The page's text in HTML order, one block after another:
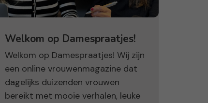
Welkom op Damespraatjes!
Welkom op Damespraatjes! Wij zijn
een online vrouwenmagazine dat
dagelijks duizenden vrouwen
bereikt met mooie verhalen, leuke